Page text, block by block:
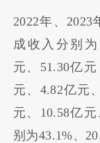
2022年、2023
成收入分别为
元、51.30亿
元、4.82亿元
元、10.58亿
别为43.1%、